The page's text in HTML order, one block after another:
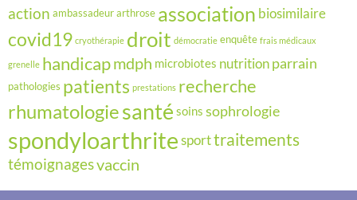
action ambassadeurarthrose association biosimilaire
covid19 cryothérapie droit démocratie enquête frais médicaux
grenelle handicapmdph microbiotes nutritionparrain
pathologies patients prestations recherche
rhumatologiesanté soins sophrologie
spondyloarthritesporttraitements
témoignagesvaccin